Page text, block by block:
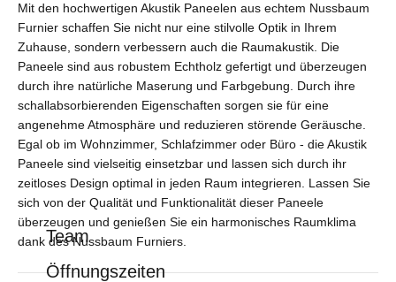
Team
Öffnungszeiten
Mit den hochwertigen Akustik Paneelen aus echtem Nussbaum
Furnier schaffen Sie nicht nur eine stilvolle Optik in Ihrem
Zuhause, sondern verbessern auch die Raumakustik. Die
Paneele sind aus robustem Echtholz gefertigt und überzeugen
durch ihre natürliche Maserung und Farbgebung. Durch ihre
schallabsorbierenden Eigenschaften sorgen sie für eine
angenehme Atmosphäre und reduzieren störende Geräusche.
Egal ob im Wohnzimmer, Schlafzimmer oder Büro - die Akustik
Paneele sind vielseitig einsetzbar und lassen sich durch ihr
zeitloses Design optimal in jeden Raum integrieren. Lassen Sie
sich von der Qualität und Funktionalität dieser Paneele
überzeugen und genießen Sie ein harmonisches Raumklima
dank des Nussbaum Furniers.